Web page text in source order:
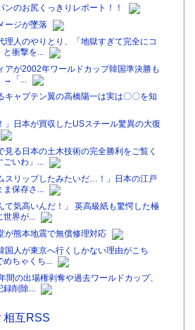
のお尻くっきりレポート！！
ージが墜落
理人のやりとり、「地獄すぎて完全にコ
衝撃を...
アが2002年ワールドカップ韓国準決勝も
→「...
キャプテン翼の高橋陽一は実は〇〇を知
」日本が買収したUSスチール驚異の大復
見る日本の土木技術の完全勝利をご覧く
いわ」...
スリップしたみたいだ…！」日本の江戸
ま保存さ...
て気高いんだ！」 英高級紙も驚愕した極
世界が...
が熊本地震で無償修理対応
国人が東京へ行くしかない理由がこち
ちゃくち...
間の出場権剥奪や過去ワールドカップ、
録削除...
相互RSS